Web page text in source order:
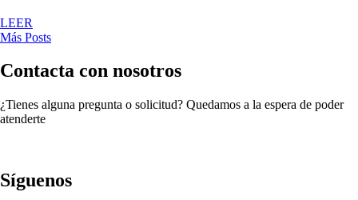
LEER
Más Posts
Contacta con nosotros
¿Tienes alguna pregunta o solicitud? Quedamos a la espera de poder
atenderte
Síguenos